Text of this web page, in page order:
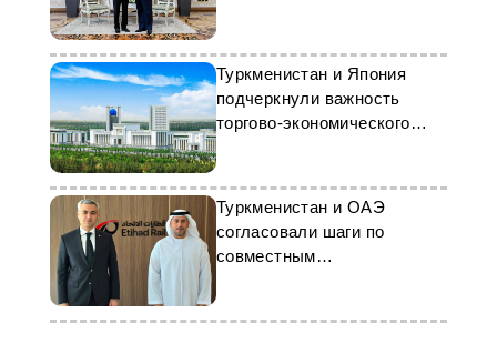
лидером
Туркменистан и Япония
подчеркнули важность
торгово-экономического
партнерства
Туркменистан и ОАЭ
согласовали шаги по
совместным